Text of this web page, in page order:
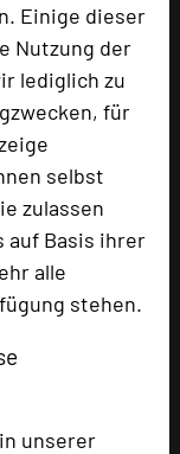
Einige dieser
Nutzung der
lediglich zu
für
selbst
zulassen
auf Basis ihrer
alle
stehen.
unserer